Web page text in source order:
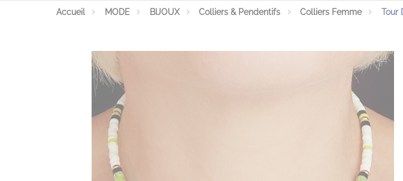
Accueil MODE BIJOUX Colliers & Pendentifs Colliers Femme Tour